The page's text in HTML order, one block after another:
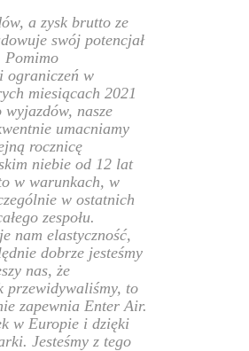
a zysk brutto ze
swój potencjał
Pomimo
ograniczeń w
miesiącach 2021
nasze
umacniamy
rocznicę
niebie od 12 lat
w warunkach, w
w ostatnich
zespołu.
nam elastyczność,
dobrze jesteśmy
nas, że
przewidywaliśmy, to
zapewnia Enter Air.
w Europie i dzięki
Jesteśmy z tego